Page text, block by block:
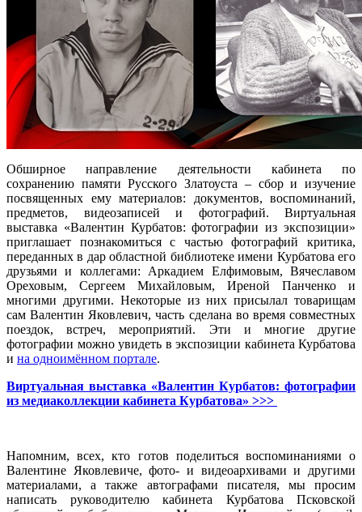
Обширное направление деятельности кабинета по
сохранению памяти Русского Златоуста – сбор и изучение
посвященных ему материалов: документов, воспоминаний,
предметов, видеозаписей и фотографий. Виртуальная
выставка «Валентин Курбатов: фотографии из экспозиции»
приглашает познакомиться с частью фотографий критика,
переданных в дар областной библиотеке имени Курбатова его
друзьями и коллегами: Аркадием Елфимовым, Вячеславом
Ореховым, Сергеем Михайловым, Иреной Панченко и
многими другими. Некоторые из них присылал товарищам
сам Валентин Яковлевич, часть сделана во время совместных
поездок, встреч, мероприятий. Эти и многие другие
фотографии можно увидеть в экспозиции кабинета Курбатова
и на одноимённом портале.
Виртуальная выставка «Валентин Курбатов: фотографии
из медиаколлекции кабинета Курбатова» >>>
Напомним, всех, кто готов поделиться воспоминаниями о
Валентине Яковлевиче, фото- и видеоархивами и другими
материалами, а также автографами писателя, мы просим
написать руководителю кабинета Курбатова Псковской